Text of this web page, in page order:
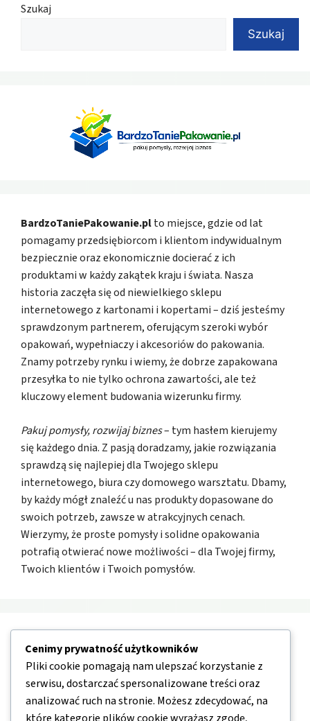
Szukaj
Szukaj
BardzoTaniePakowanie.plto miejsce, gdzie od lat
pomagamy przedsiębiorcom i klientom indywidualnym
bezpiecznie oraz ekonomicznie docierać z ich
produktami w każdy zakątek kraju i świata. Nasza
historia zaczęła się od niewielkiego sklepu
internetowego z kartonami i kopertami – dziś jesteśmy
sprawdzonym partnerem, oferującym szeroki wybór
opakowań, wypełniaczy i akcesoriów do pakowania.
Znamy potrzeby rynku i wiemy, że dobrze zapakowana
przesyłka to nie tylko ochrona zawartości, ale też
kluczowy element budowania wizerunku firmy.
Pakuj pomysły, rozwijaj biznes– tym hasłem kierujemy
się każdego dnia. Z pasją doradzamy, jakie rozwiązania
sprawdzą się najlepiej dla Twojego sklepu
internetowego, biura czy domowego warsztatu. Dbamy,
by każdy mógł znaleźć u nas produkty dopasowane do
swoich potrzeb, zawsze w atrakcyjnych cenach.
Wierzymy, że proste pomysły i solidne opakowania
potrafią otwierać nowe możliwości – dla Twojej firmy,
Twoich klientów i Twoich pomysłów.
Nawigacja
O nas
Kontakt
Cenimy prywatność użytkowników
Pliki cookie pomagają nam ulepszać korzystanie z
serwisu, dostarczać spersonalizowane treści oraz
analizować ruch na stronie. Możesz zdecydować, na